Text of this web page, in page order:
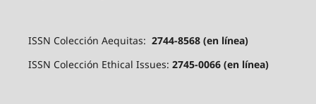
ISSN Colección Aequitas: 2744-8568 (en línea)
ISSN Colección Ethical Issues: 2745-0066 (en línea)